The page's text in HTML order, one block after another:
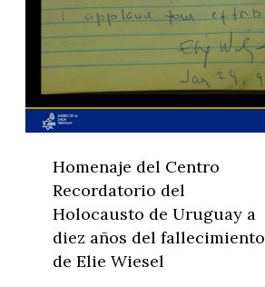
Homenaje del Centro
Recordatorio del
Holocausto de Uruguay a
diez años del fallecimiento
de Elie Wiesel